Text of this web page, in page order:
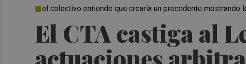
El CTA castiga al
el colectivo entiende que crearía un precedente mostrando